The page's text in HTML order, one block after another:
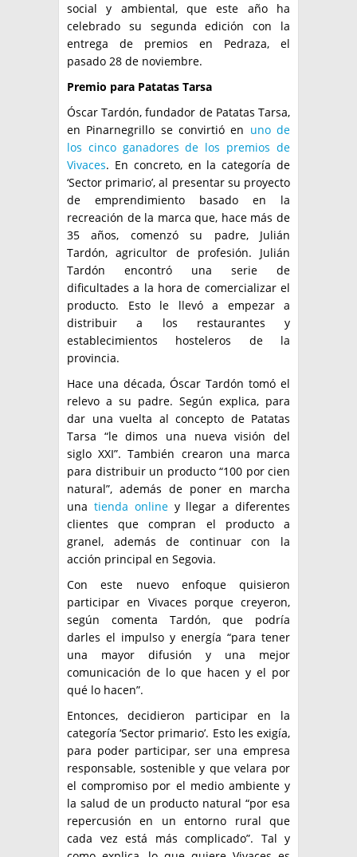
social y ambiental, que este año ha
celebrado su segunda edición con la
entrega de premios en Pedraza, el
pasado 28 de noviembre.
Premio para Patatas Tarsa
Óscar Tardón, fundador de Patatas Tarsa,
en Pinarnegrillo se convirtió en uno de
los cinco ganadores de los premios de
Vivaces. En concreto, en la categoría de
‘Sector primario’, al presentar su proyecto
de emprendimiento basado en la
recreación de la marca que, hace más de
35 años, comenzó su padre, Julián
Tardón, agricultor de profesión. Julián
Tardón encontró una serie de
dificultades a la hora de comercializar el
producto. Esto le llevó a empezar a
distribuir a los restaurantes y
establecimientos hosteleros de la
provincia.
Hace una década, Óscar Tardón tomó el
relevo a su padre. Según explica, para
dar una vuelta al concepto de Patatas
Tarsa “le dimos una nueva visión del
siglo XXI”. También crearon una marca
para distribuir un producto “100 por cien
natural”, además de poner en marcha
una tienda onliney llegar a diferentes
clientes que compran el producto a
granel, además de continuar con la
acción principal en Segovia.
Con este nuevo enfoque quisieron
participar en Vivaces porque creyeron,
según comenta Tardón, que podría
darles el impulso y energía “para tener
una mayor difusión y una mejor
comunicación de lo que hacen y el por
qué lo hacen”.
Entonces, decidieron participar en la
categoría ‘Sector primario’. Esto les exigía,
para poder participar, ser una empresa
responsable, sostenible y que velara por
el compromiso por el medio ambiente y
la salud de un producto natural “por esa
repercusión en un entorno rural que
cada vez está más complicado”. Tal y